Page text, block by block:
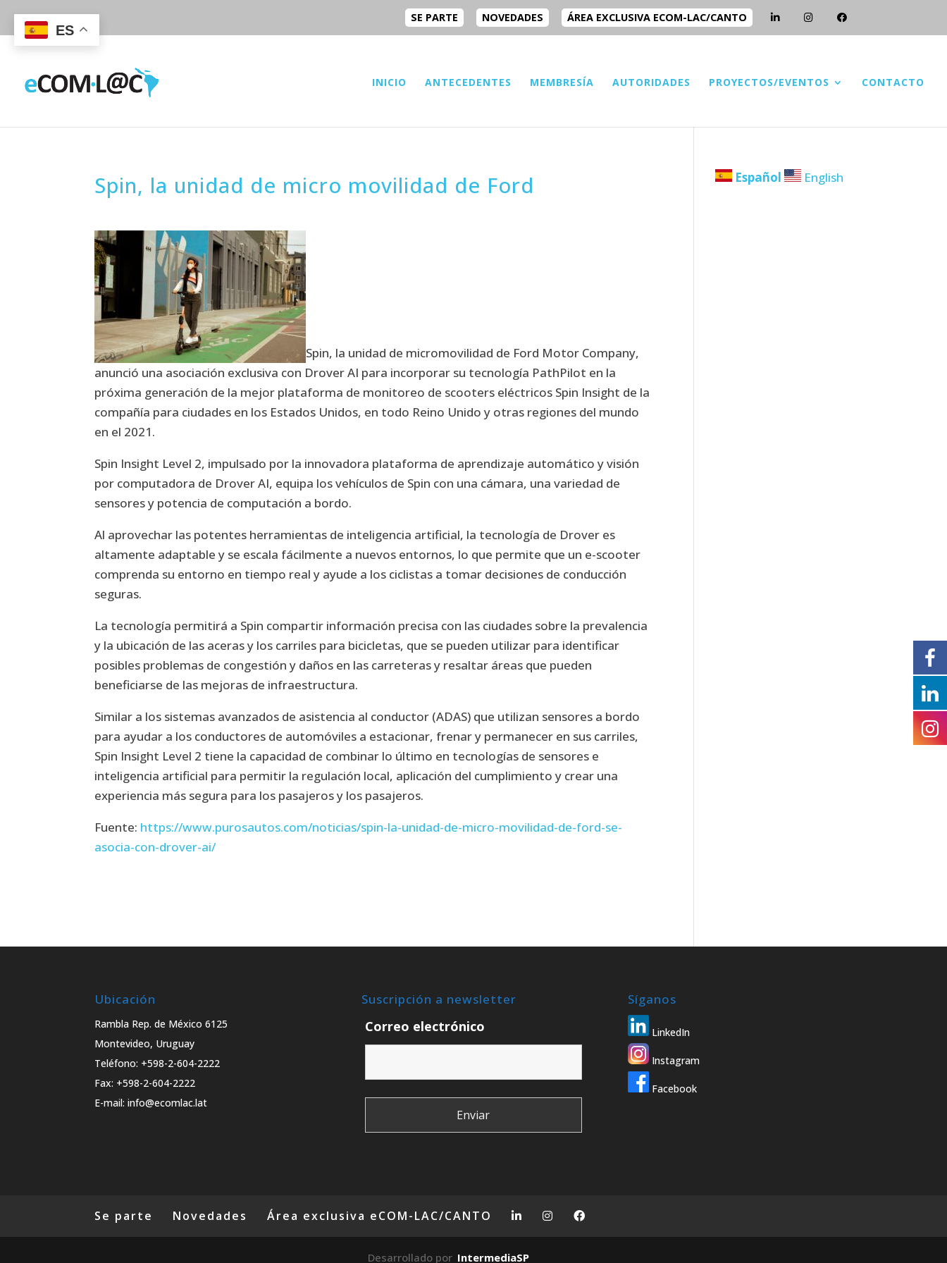
SE PARTE NOVEDADES ÁREA EXCLUSIVA ECOM-LAC/CANTO
INICIO ANTECEDENTES MEMBRESÍA AUTORIDADES PROYECTOS/EVENTOS CONTACTO
Spin, la unidad de micro movilidad de Ford
Spin, la unidad de micromovilidad de Ford Motor Company,
anunció una asociación exclusiva con Drover AI para incorporar su tecnología PathPilot en la
próxima generación de la mejor plataforma de monitoreo de scooters eléctricos Spin Insight de la
compañía para ciudades en los Estados Unidos, en todo Reino Unido y otras regiones del mundo
en el 2021.
Spin Insight Level 2, impulsado por la innovadora plataforma de aprendizaje automático y visión
por computadora de Drover AI, equipa los vehículos de Spin con una cámara, una variedad de
sensores y potencia de computación a bordo.
Al aprovechar las potentes herramientas de inteligencia artificial, la tecnología de Drover es
altamente adaptable y se escala fácilmente a nuevos entornos, lo que permite que un e-scooter
comprenda su entorno en tiempo real y ayude a los ciclistas a tomar decisiones de conducción
seguras.
La tecnología permitirá a Spin compartir información precisa con las ciudades sobre la prevalencia
y la ubicación de las aceras y los carriles para bicicletas, que se pueden utilizar para identificar
posibles problemas de congestión y daños en las carreteras y resaltar áreas que pueden
beneficiarse de las mejoras de infraestructura.
Similar a los sistemas avanzados de asistencia al conductor (ADAS) que utilizan sensores a bordo
para ayudar a los conductores de automóviles a estacionar, frenar y permanecer en sus carriles,
Spin Insight Level 2 tiene la capacidad de combinar lo último en tecnologías de sensores e
inteligencia artificial para permitir la regulación local, aplicación del cumplimiento y crear una
experiencia más segura para los pasajeros y los pasajeros.
Fuente: https://www.purosautos.com/noticias/spin-la-unidad-de-micro-movilidad-de-ford-se-
asocia-con-drover-ai/
Español English
Ubicación
Rambla Rep. de México 6125
Montevideo, Uruguay
Teléfono: +598-2-604-2222
Fax: +598-2-604-2222
E-mail: info@ecomlac.lat
Suscripción a newsletter
Correo electrónico
Síganos
LinkedIn
Instagram
Facebook
Se parte Novedades Área exclusiva eCOM-LAC/CANTO
Desarrollado por IntermediaSP
ES